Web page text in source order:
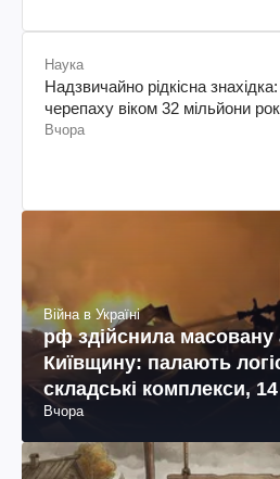
Наука
Надзвичайно рідкісна
черепаху віком 32 мільйони
Вчора
Війна в Україні
рф здійснила масовану
Київщину: палають
складські комплекси,
поранених (фото, відео)
Вчора